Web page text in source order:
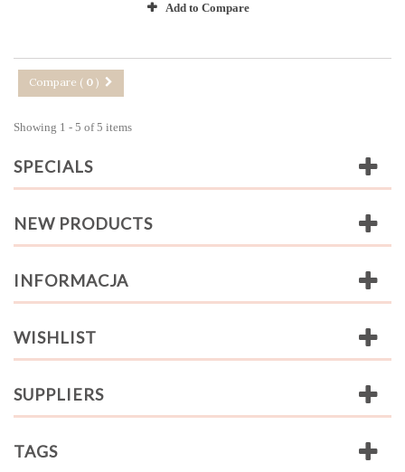
Add to Compare
Compare ( 0 )
Showing 1 - 5 of 5 items
SPECIALS
NEW PRODUCTS
INFORMACJA
WISHLIST
SUPPLIERS
TAGS